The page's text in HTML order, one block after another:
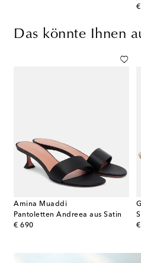
Das könnte Ihnen
Amina Muaddi
Pantoletten Andreea aus Satin
€ 690
original price